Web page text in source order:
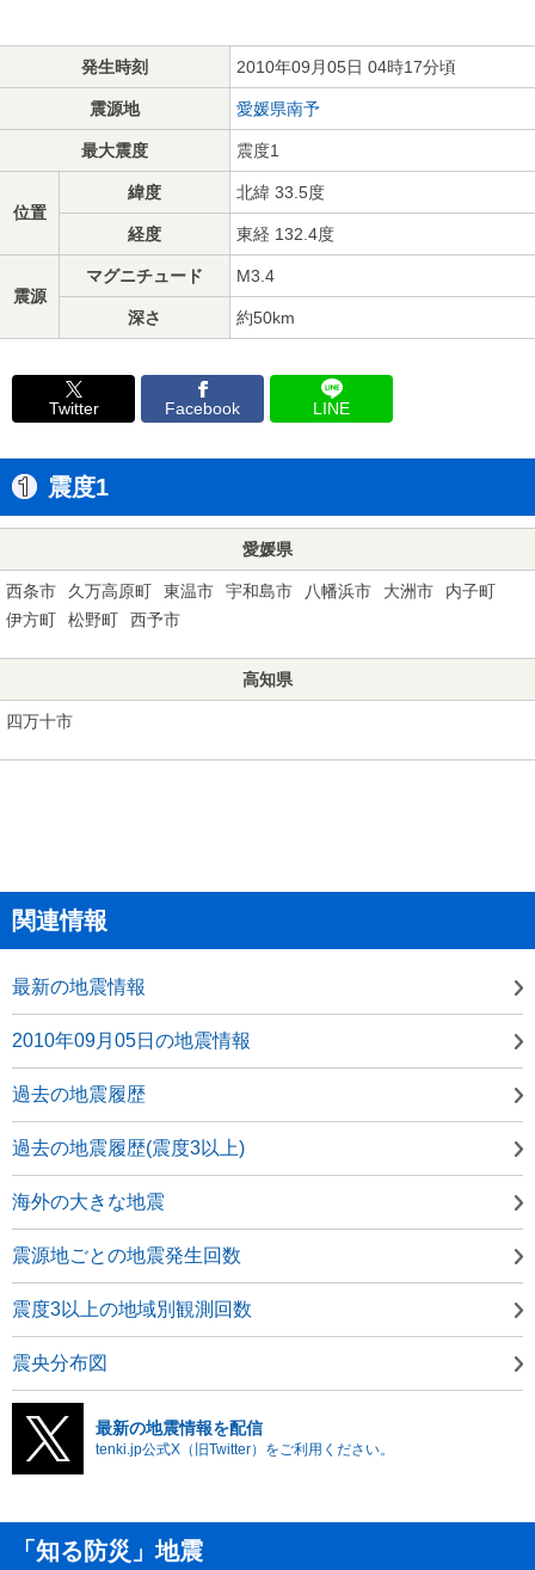
発生時刻 2010年09月05日 04時17分頃
震源地 愛媛県南予
最大震度 震度1
位置
緯度 北緯 33.5度
経度 東経 132.4度
震源
マグニチュード M3.4
深さ 約50km
Twitter Facebook LINE
震度1
愛媛県
西条市 久万高原町 東温市 宇和島市 八幡浜市 大洲市
内子町
伊方町
松野町 西予市
高知県
四万十市
関連情報
最新の地震情報
2010年09月05日の地震情報
過去の地震履歴
過去の地震履歴(震度3以上)
海外の大きな地震
震源地ごとの地震発生回数
震度3以上の地域別観測回数
震央分布図
最新の地震情報を配信
tenki.jp公式X（旧Twitter）をご利用ください。
「知る防災」地震